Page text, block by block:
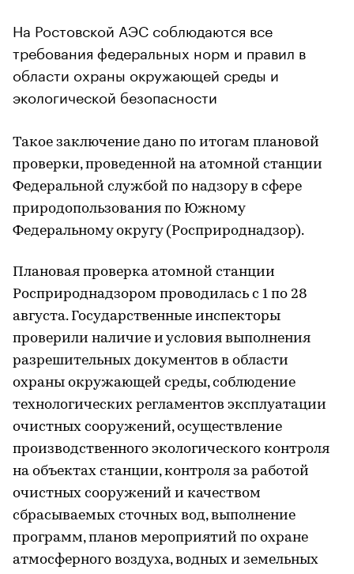
На Ростовской АЭС соблюдаются все
требования федеральных норм и правил в
области охраны окружающей среды и
экологической безопасности
Такое заключение дано по итогам плановой
проверки, проведенной на атомной станции
Федеральной службой по надзору в сфере
природопользования по Южному
Федеральному округу (Росприроднадзор).
Плановая проверка атомной станции
Росприроднадзором проводилась с 1 по 28
августа. Государственные инспекторы
проверили наличие и условия выполнения
разрешительных документов в области
охраны окружающей среды, соблюдение
технологических регламентов эксплуатации
очистных сооружений, осуществление
производственного экологического контроля
на объектах станции, контроля за работой
очистных сооружений и качеством
сбрасываемых сточных вод, выполнение
программ, планов мероприятий по охране
атмосферного воздуха, водных и земельных